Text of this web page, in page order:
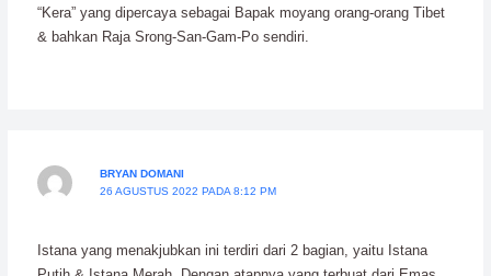
“Kera” yang dipercaya sebagai Bapak moyang orang-orang Tibet
& bahkan Raja Srong-San-Gam-Po sendiri.
BRYAN DOMANI
26 AGUSTUS 2022 PADA 8:12 PM
Istana yang menakjubkan ini terdiri dari 2 bagian, yaitu Istana